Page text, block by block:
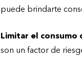
puede brindarte
Limitar el consumo
son un factor de